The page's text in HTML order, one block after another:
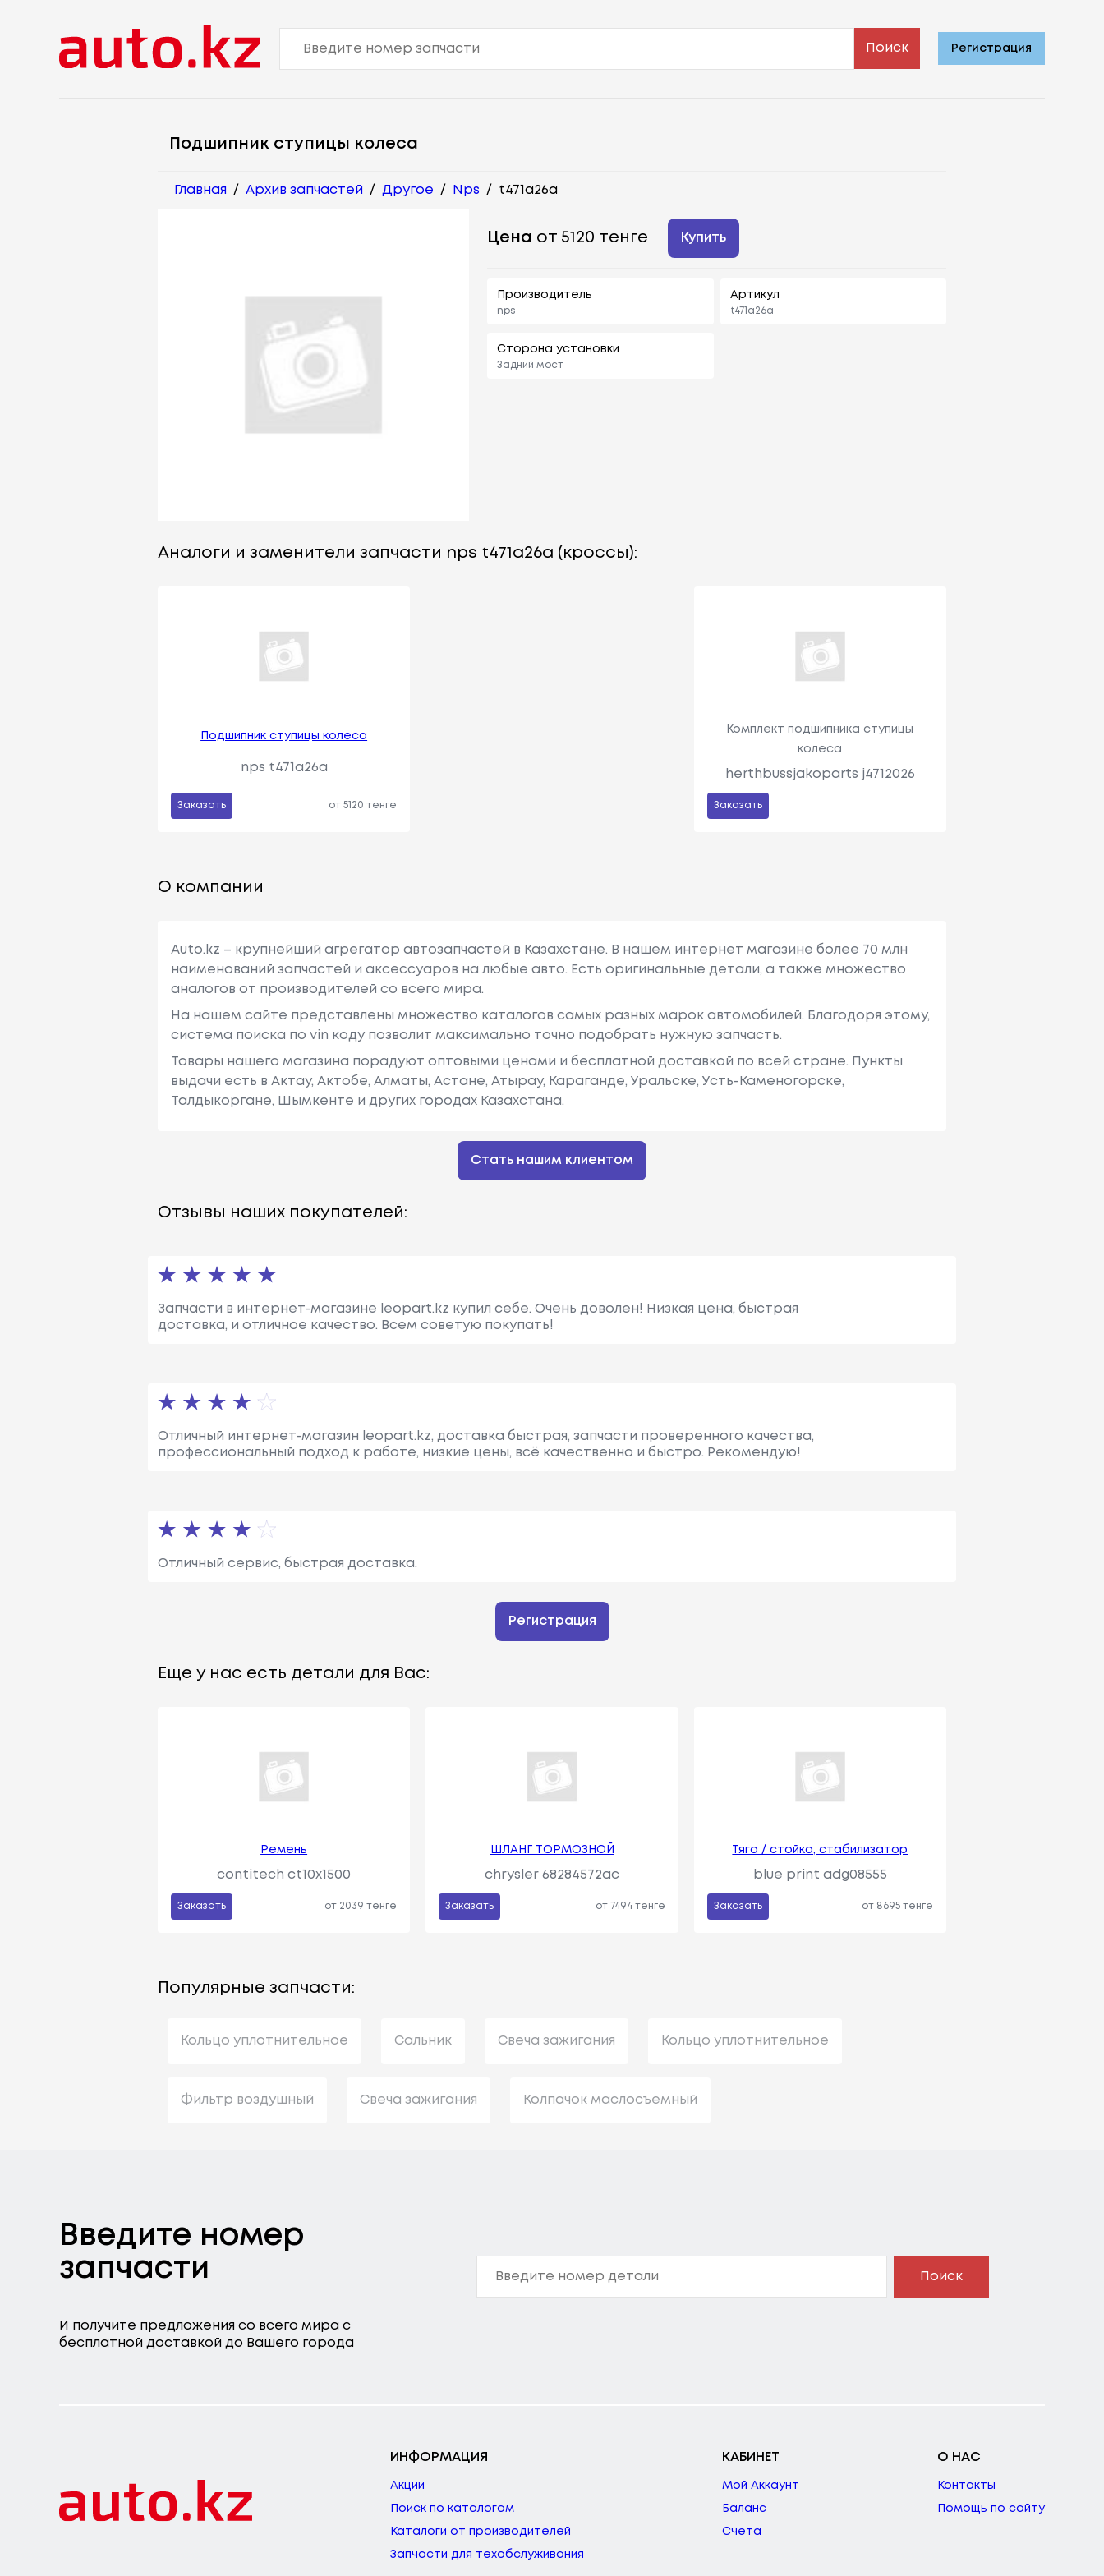
Поиск Регистрация
Подшипник ступицы колеса
Главная / Архив запчастей / Другое / Nps / t471a26a
Цена от 5120 тенге Купить
Производитель
nps
Артикул
t471a26a
Сторона установки
Задний мост
Аналоги и заменители запчасти nps t471a26a (кроссы):
Подшипник ступицы колеса
nps t471a26a
Заказать от 5120 тенге
Комплект подшипника ступицы
колеса
herthbussjakoparts j4712026
Заказать
О компании
Auto.kz – крупнейший агрегатор автозапчастей в Казахстане. В нашем интернет магазине более 70 млн
наименований запчастей и аксессуаров на любые авто. Есть оригинальные детали, а также множество
аналогов от производителей со всего мира.
На нашем сайте представлены множество каталогов самых разных марок автомобилей. Благодоря этому,
система поиска по vin коду позволит максимально точно подобрать нужную запчасть.
Товары нашего магазина порадуют оптовыми ценами и бесплатной доставкой по всей стране. Пункты
выдачи есть в Актау, Актобе, Алматы, Астане, Атырау, Караганде, Уральске, Усть-Каменогорске,
Талдыкоргане, Шымкенте и других городах Казахстана.
Стать нашим клиентом
Отзывы наших покупателей:
Запчасти в интернет-магазине leopart.kz купил себе. Очень доволен! Низкая цена, быстрая
доставка, и отличное качество. Всем советую покупать!
Отличный интернет-магазин leopart.kz, доставка быстрая, запчасти проверенного качества,
профессиональный подход к работе, низкие цены, всё качественно и быстро. Рекомендую!
Отличный сервис, быстрая доставка.
Регистрация
Еще у нас есть детали для Вас:
Ремень
contitech ct10x1500
Заказать от 2039 тенге
ШЛАНГ ТОРМОЗНОЙ
chrysler 68284572ac
Заказать от 7494 тенге
Тяга / стойка, стабилизатор
blue print adg08555
Заказать от 8695 тенге
Популярные запчасти:
Кольцо уплотнительное Сальник Свеча зажигания Кольцо уплотнительное
Фильтр воздушный Свеча зажигания Колпачок маслосъемный
Введите номер
запчасти
И получите предложения со всего мира с
бесплатной доставкой до Вашего города
Поиск
ИНФОРМАЦИЯ
Акции
Поиск по каталогам
Каталоги от производителей
Запчасти для техобслуживания
КАБИНЕТ
Мой Аккаунт
Баланс
Счета
О НАС
Контакты
Помощь по сайту